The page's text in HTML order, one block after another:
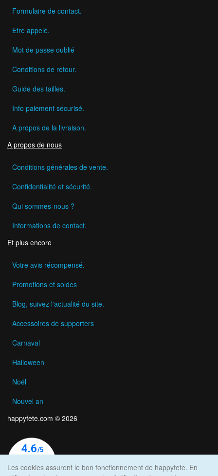
Formulaire de contact.
Etre appelé.
Mot de passe oublié
Conditions de retour.
Guide des tailles.
Info paiement sécurisé.
A propos de la livraison.
A propos de nous
Conditions générales de vente.
Confidentialité et sécurité.
Qui sommes-nous ?
Informations de contact.
Et plus encore
Votre avis récompensé.
Promotions et soldes
Blog, suivez l'actualité du site.
Accessoires de supporters
Carnaval
Halloween
Noël
Nouvel an
happyfete.com © 2026
Les cookies assurent le bon fonctionnement de happyfete. En